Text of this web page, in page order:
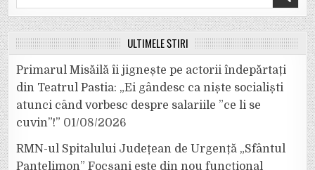
for:
ULTIMELE ȘTIRI
Primarul Misăilă îi jignește pe actorii îndepărtați
din Teatrul Pastia: „Ei gândesc ca niște socialiști
atunci când vorbesc despre salariile ”ce li se
cuvin”!” 01/08/2026
RMN-ul Spitalului Județean de Urgență „Sfântul
Pantelimon” Focșani este din nou funcțional